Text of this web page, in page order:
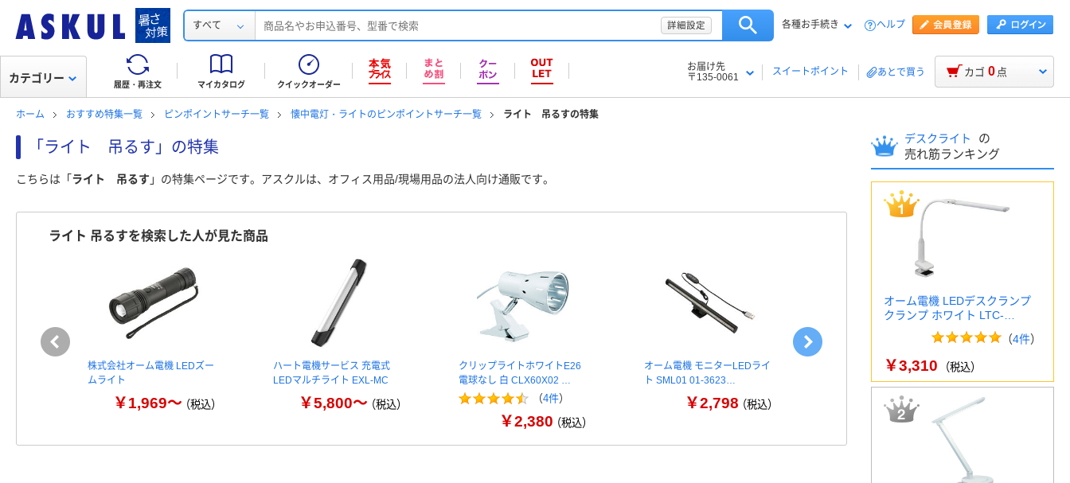
すべて 詳細設定 各種お手続き ヘルプ
履歴・再注文 マイカタログ クイックオーダー
お届け先
〒135-0061
スイートポイント あとで買う
カテゴリー カゴ 0 点
ホーム おすすめ特集一覧 ピンポイントサーチ一覧 懐中電灯・ライトのピンポイントサーチ一覧 ライト 吊るすの特集
「ライト 吊るす」の特集
こちらは「 ライト 吊るす 」の特集ページです。アスクルは、オフィス用品/現場用品の法人向け通販です。
ライト 吊るすを検索した人が見た商品
株式会社オーム電機 LEDズー
ムライト
￥1,969～（税込）
ハート電機サービス 充電式
LEDマルチライト EXL-MC
￥5,800～（税込）
クリップライトホワイトE26
電球なし 白 CLX60X02 …
（4件）
￥2,380（税込）
オーム電機 モニターLEDライ
ト SML01 01-3623…
￥2,798（税込）
ジェントス REXEED 充電式ハ
ンディライト
￥4,378～ （税込）
￥
デスクライト
の
売れ筋ランキング
オーム電機 LEDデスクランプ
クランプ ホワイト LTC-…
（4件）
￥3,310 （税込）